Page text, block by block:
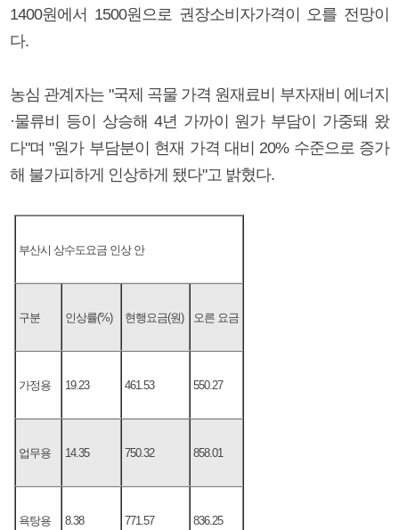
1400원에서 1500원으로 권장소비자가격이 오를 전망이
다.
농심 관계자는 "국제 곡물 가격 원재료비 부자재비 에너지
·물류비 등이 상승해 4년 가까이 원가 부담이 가중돼 왔
다"며 "원가 부담분이 현재 가격 대비 20% 수준으로 증가
해 불가피하게 인상하게 됐다"고 밝혔다.
부산시 상수도요금 인상 안
구분 인상률(%) 현행요금(원) 오른 요금
가정용 19.23 461.53 550.27
업무용 14.35 750.32 858.01
욕탕용 8.38 771.57 836.25